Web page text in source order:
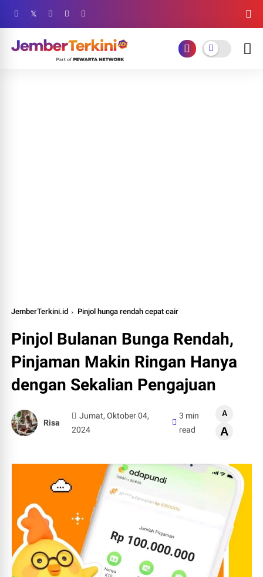
JemberTerkini.id Pinjol hunga rendah cepat cair
Pinjol Bulanan Bunga Rendah,
Pinjaman Makin Ringan Hanya
dengan Sekalian Pengajuan
Risa
Jumat, Oktober 04,
2024
3 min
read
A
A